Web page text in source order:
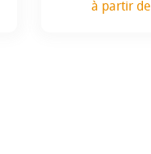
à partir de